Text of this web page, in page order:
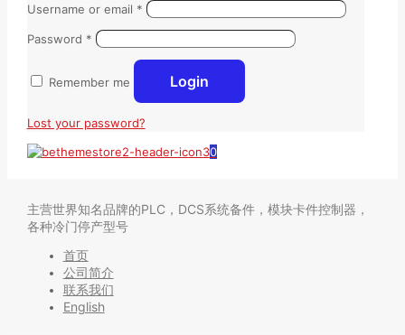
Username or email *
Password *
Remember me Login
Lost your password?
0
主营世界知名品牌的PLC，DCS系统备件，模块卡件控制器，
各种冷门停产型号
首页
公司简介
联系我们
English